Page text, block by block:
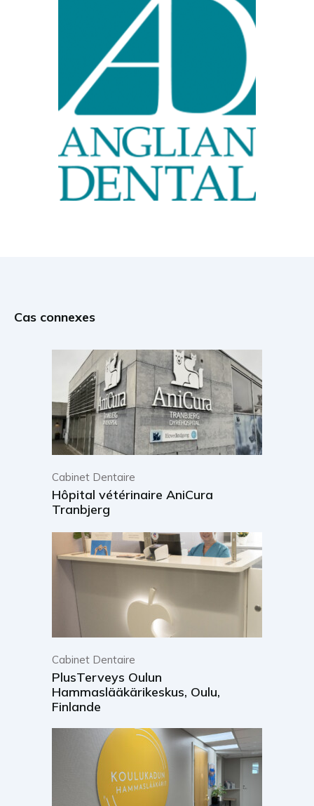
Cas connexes
Cabinet Dentaire
Hôpital vétérinaire AniCura
Tranbjerg
Cabinet Dentaire
PlusTerveys Oulun
Hammaslääkärikeskus, Oulu,
Finlande